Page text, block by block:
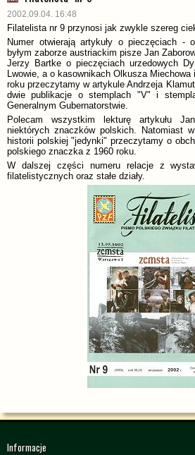
2002.09.04. 16:48
Filatelista nr 9 przynosi jak zwykle szereg
Numer otwierają artykuły o pieczęciach -
byłym zaborze austriackim pisze Jan
Jerzy Bartke o pieczęciach urzedowych
Lwowie, a o kasownikach Olkusza
roku przeczytamy w artykule Andrzeja
dwie publikacje o stemplach "V" i
Generalnym Gubernatorstwie.
Polecam wszystkim lekturę artykułu
niektórych znaczków polskich. Natomiast
historii polskiej "jedynki" przeczytamy o
polskiego znaczka z 1960 roku.
W dalszej części numeru relacje z
filatelistycznych oraz stałe działy.
Informacje